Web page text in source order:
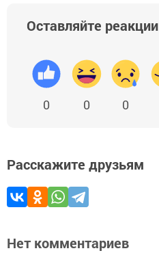
Оставляйте реакции
0 0 0
Расскажите друзьям
Нет комментариев